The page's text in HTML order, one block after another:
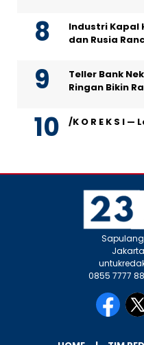
Industri Kapal
dan Rusia
Teller Bank
Ringan Bikin
/K O R E K S I
0855 7777